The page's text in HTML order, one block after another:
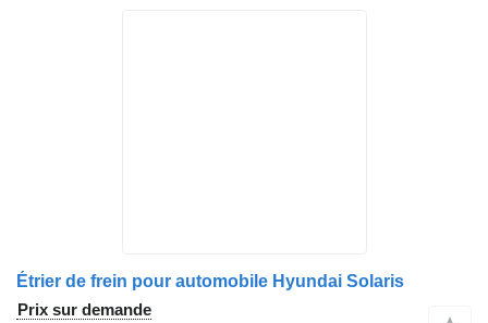
Étrier de frein pour automobile Hyundai Solaris
Prix sur demande